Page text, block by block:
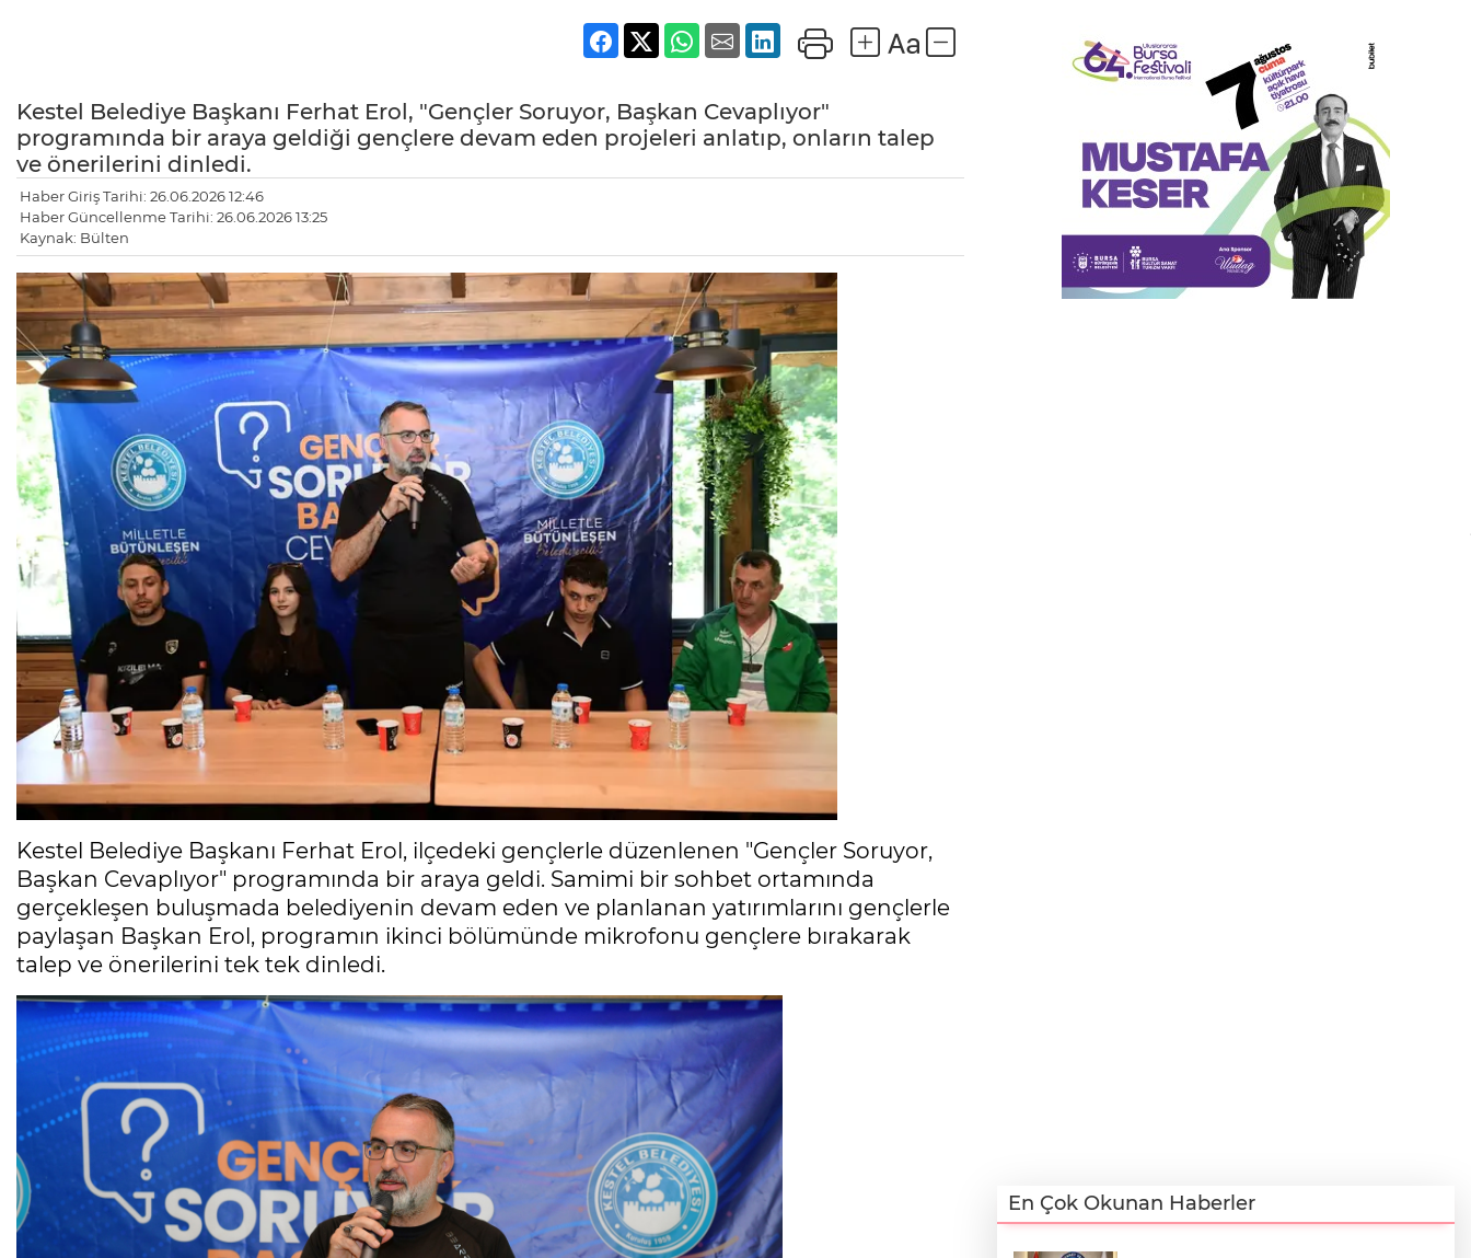
Kestel Belediye Başkanı Ferhat Erol, "Gençler Soruyor, Başkan Cevaplıyor"
programında bir araya geldiği gençlere devam eden projeleri anlatıp, onların talep
ve önerilerini dinledi.
Haber Giriş Tarihi: 26.06.2026 12:46
Haber Güncellenme Tarihi: 26.06.2026 13:25
Kaynak: Bülten
Kestel Belediye Başkanı Ferhat Erol, ilçedeki gençlerle düzenlenen "Gençler Soruyor,
Başkan Cevaplıyor" programında bir araya geldi. Samimi bir sohbet ortamında
gerçekleşen buluşmada belediyenin devam eden ve planlanan yatırımlarını gençlerle
paylaşan Başkan Erol, programın ikinci bölümünde mikrofonu gençlere bırakarak
talep ve önerilerini tek tek dinledi.
En Çok Okunan Haberler